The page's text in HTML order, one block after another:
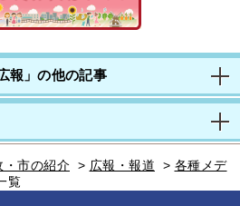
報」の他の記事
・市の紹介 > 広報・報道 > 各種メデ
覧